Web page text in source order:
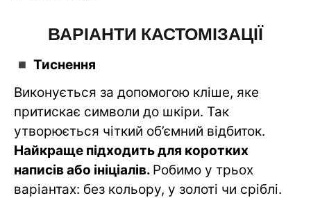
ВАРІАНТИ КАСТОМІЗАЦІЇ
◾️ Тиснення
Виконується за допомогою кліше, яке
притискає символи до шкіри. Так
утворюється чіткий об’ємний відбиток.
Найкраще підходить для коротких
написів або ініціалів. Робимо у трьох
варіантах: без кольору, у золоті чи сріблі.